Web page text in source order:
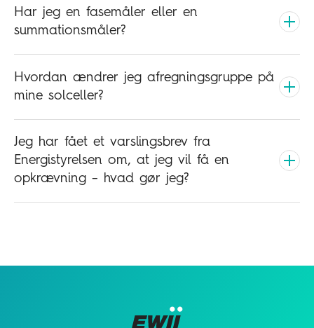
Har jeg en fasemåler eller en
summationsmåler?
Hvordan ændrer jeg afregningsgruppe på
mine solceller?
Jeg har fået et varslingsbrev fra
Energistyrelsen om, at jeg vil få en
opkrævning – hvad gør jeg?